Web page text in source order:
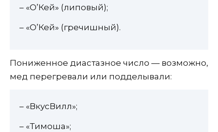
– «О’Кей» (липовый);
– «О’Кей» (гречишный).
Пониженное диастазное число — возможно,
мед перегревали или подделывали:
– «ВкусВилл»;
– «Тимоша»;